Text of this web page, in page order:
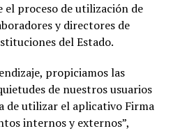
proceso de utilización de
y directores de
del Estado.
propiciamos las
de nuestros usuarios
de utilizar el aplicativo Firma
internos y externos”,